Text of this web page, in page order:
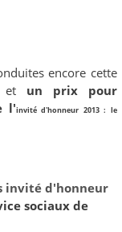
encore cette
et un prix pour
l'invité d'honneur 2013 : le
invité d'honneur
sociaux de